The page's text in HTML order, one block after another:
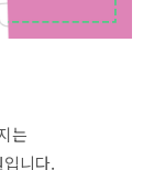
는
니다.